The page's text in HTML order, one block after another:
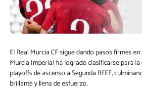
El Real Murcia CF sigue dando pasos firmes
Murcia Imperial ha logrado clasificarse para
playoffs de ascenso a Segunda RFEF,
brillante y llena de esfuerzo.